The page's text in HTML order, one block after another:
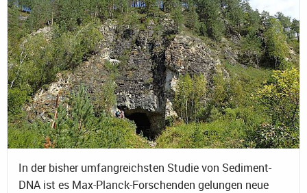
In der bisher umfangreichsten Studie von Sediment-
DNA ist es Max-Planck-Forschenden gelungen neue